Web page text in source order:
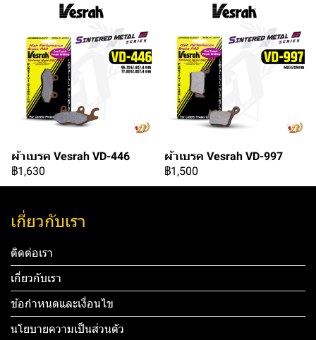
ผ้าเบรค Vesrah VD-446
฿1,630
ผ้าเบรค Vesrah VD-997
฿1,500
เกี่ยวกับเรา
ติดต่อเรา
เกี่ยวกับเรา
ข้อกำหนดและเงื่อนไข
นโยบายความเป็นส่วนตัว